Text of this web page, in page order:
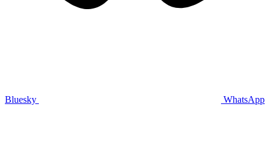
Bluesky WhatsApp